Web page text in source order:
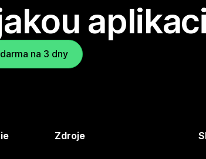
na 3 dny
Zdroje